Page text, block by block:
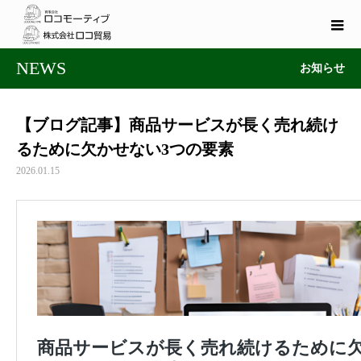
NEWS お知らせ
【ブログ記事】商品サービスが長く売れ続け
るために欠かせない3つの要素
2026.01.15